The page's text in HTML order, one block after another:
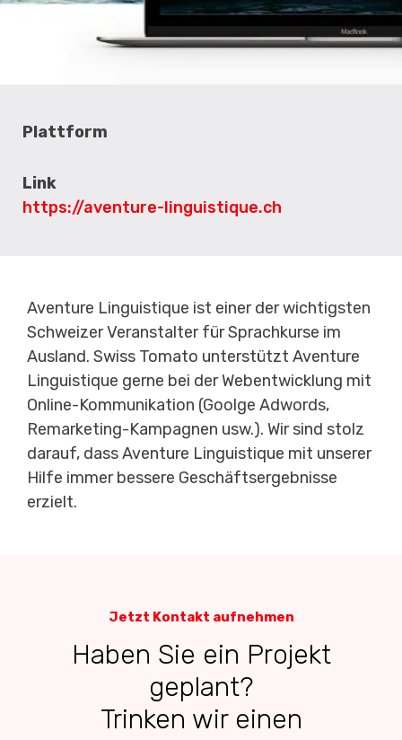
Aventure Linguistique ist einer der wichtigsten
Schweizer Veranstalter für Sprachkurse im
Ausland. Swiss Tomato unterstützt Aventure
Linguistique gerne bei der Webentwicklung mit
Online-Kommunikation (Goolge Adwords,
Remarketing-Kampagnen usw.). Wir sind stolz
darauf, dass Aventure Linguistique mit unserer
Hilfe immer bessere Geschäftsergebnisse
erzielt.
Plattform
Link
https://aventure-linguistique.ch
Jetzt Kontakt aufnehmen
Haben Sie ein Projekt
geplant?
Trinken wir einen